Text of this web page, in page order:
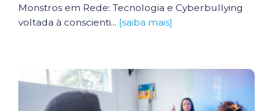
Monstros em Rede: Tecnologia e Cyberbullying
voltada à conscienti... [saiba mais]